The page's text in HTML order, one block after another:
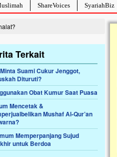
ShareVoices SyariahBiz
Terkait
Suami Cukur Jenggot,
Dituruti?
Obat Kumur Saat Puasa
Mencetak &
Mushaf Al-Qur’an
Memperpanjang Sujud
untuk Berdoa